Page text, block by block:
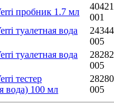
пробник 1.7 мл
001
туалетная вода
005
туалетная вода
005
тестер
вода) 100 мл
005